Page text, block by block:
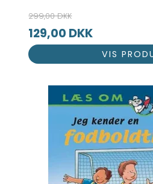
299,00 DKK
129,00 DKK
VIS